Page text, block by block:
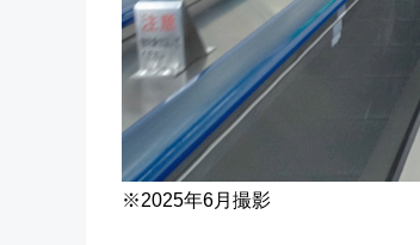
※2025年6月撮影